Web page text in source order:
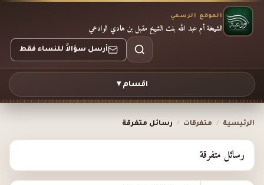
الموقع الرسمي
الشيخة أم عبد الله بنت الشيخ مقبل بن هادي الوادعي
أرسل سؤالاً للنساء فقط
اقسام ▾
الرئيسية / متفرقات / رسائل متفرقة
رسائل متفرقة